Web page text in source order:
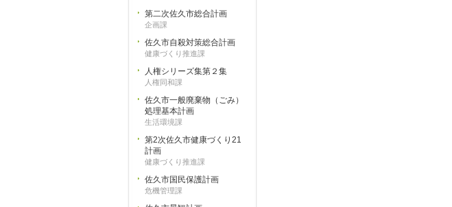
第二次佐久市総合計画
企画課
佐久市自殺対策総合計画
健康づくり推進課
人権シリーズ集第２集
人権同和課
佐久市一般廃棄物（ごみ）
処理基本計画
生活環境課
第2次佐久市健康づくり21
計画
健康づくり推進課
佐久市国民保護計画
危機管理課